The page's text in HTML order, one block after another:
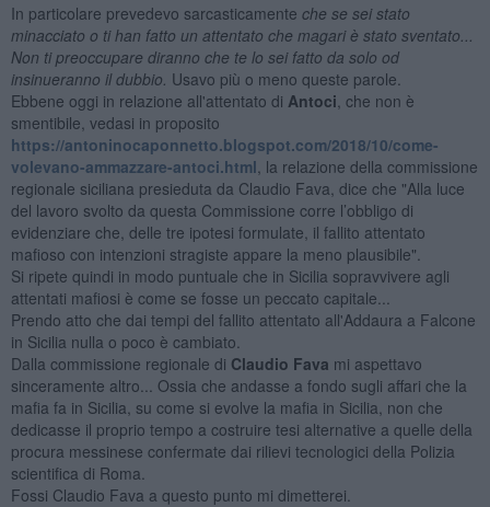
In particolare prevedevo sarcasticamente che se sei stato
minacciato o ti han fatto un attentato che magari è stato sventato...
Non ti preoccupare diranno che te lo sei fatto da solo od
insinueranno il dubbio. Usavo più o meno queste parole.
Ebbene oggi in relazione all'attentato di Antoci , che non è
smentibile, vedasi in proposito
https://antoninocaponnetto.blogspot.com/2018/10/come-
volevano-ammazzare-antoci.html , la relazione della commissione
regionale siciliana presieduta da Claudio Fava, dice che "Alla luce
del lavoro svolto da questa Commissione corre l’obbligo di
evidenziare che, delle tre ipotesi formulate, il fallito attentato
mafioso con intenzioni stragiste appare la meno plausibile".
Si ripete quindi in modo puntuale che in Sicilia sopravvivere agli
attentati mafiosi è come se fosse un peccato capitale...
Prendo atto che dai tempi del fallito attentato all'Addaura a Falcone
in Sicilia nulla o poco è cambiato.
Dalla commissione regionale di Claudio Fava mi aspettavo
sinceramente altro... Ossia che andasse a fondo sugli affari che la
mafia fa in Sicilia, su come si evolve la mafia in Sicilia, non che
dedicasse il proprio tempo a costruire tesi alternative a quelle della
procura messinese confermate dai rilievi tecnologici della Polizia
scientifica di Roma.
Fossi Claudio Fava a questo punto mi dimetterei.